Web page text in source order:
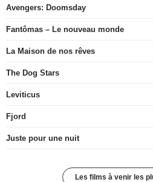
Avengers: Doomsday
Fantômas – Le nouveau monde
La Maison de nos rêves
The Dog Stars
Leviticus
Fjord
Juste pour une nuit
Les films à venir les